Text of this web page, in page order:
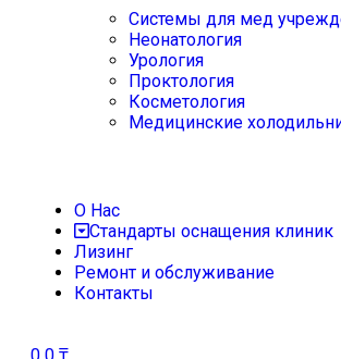
Системы для мед
Неонатология
Урология
Проктология
Косметология
Медицинские
О Нас
Стандарты оснащения клиник
Лизинг
Ремонт и обслуживание
Контакты